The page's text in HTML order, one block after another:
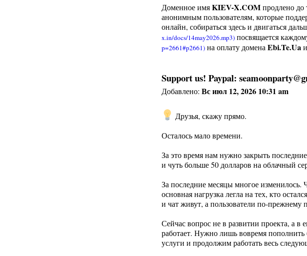
Доменное имяKIEV-X.COMпродлено до
анонимным пользователям, которые
онлайн, собираться здесь и двигаться
посвящается
на оплату доменаEbi.Te.Ua
Support us! Paypal:
Добавлено:Вс июл 12, 2026 10:31 am
Друзья, скажу прямо.
Осталось мало времени.
За это время нам нужно закрыть
и чуть больше 50 долларов на облачный
За последние месяцы многое изменилось.
основная нагрузка легла на тех, кто
и чат живут, а пользователи по-
Сейчас вопрос не в развитии проекта, а
работает. Нужно лишь вовремя
услуги и продолжим работать весь